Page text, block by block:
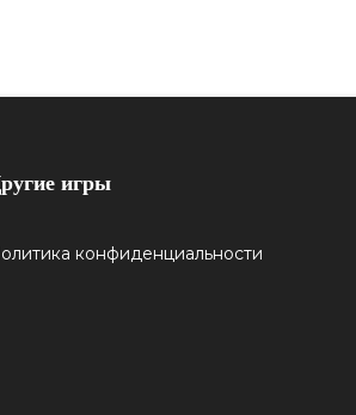
игры
конфиденциальности